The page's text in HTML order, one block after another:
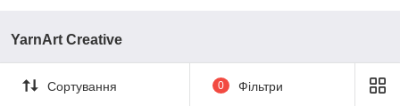
YarnArt Creative
Сортування 0 Фільтри